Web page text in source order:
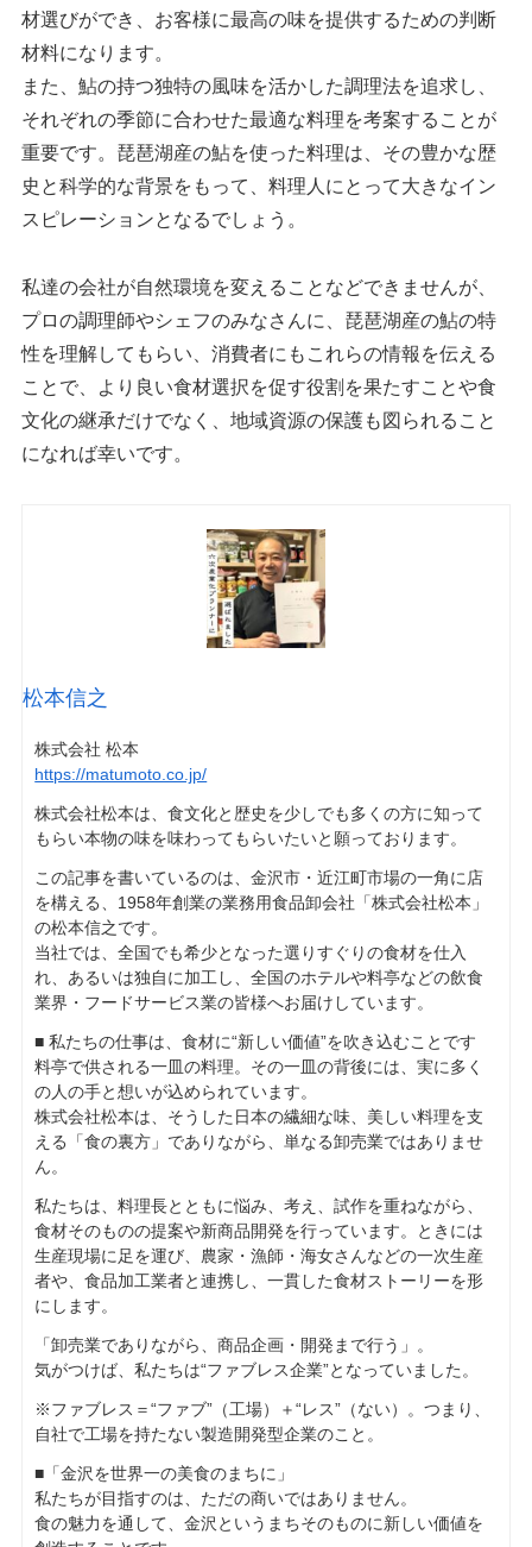
材選びができ、お客様に最高の味を提供するための判断
材料になります。
また、鮎の持つ独特の風味を活かした調理法を追求し、
それぞれの季節に合わせた最適な料理を考案することが
重要です。琵琶湖産の鮎を使った料理は、その豊かな歴
史と科学的な背景をもって、料理人にとって大きなイン
スピレーションとなるでしょう。
私達の会社が自然環境を変えることなどできませんが、
プロの調理師やシェフのみなさんに、琵琶湖産の鮎の特
性を理解してもらい、消費者にもこれらの情報を伝える
ことで、より良い食材選択を促す役割を果たすことや食
文化の継承だけでなく、地域資源の保護も図られること
になれば幸いです。
松本信之
株式会社 松本
https://matumoto.co.jp/
株式会社松本は、食文化と歴史を少しでも多くの方に知って
もらい本物の味を味わってもらいたいと願っております。
この記事を書いているのは、金沢市・近江町市場の一角に店
を構える、1958年創業の業務用食品卸会社「株式会社松本」
の松本信之です。
当社では、全国でも希少となった選りすぐりの食材を仕入
れ、あるいは独自に加工し、全国のホテルや料亭などの飲食
業界・フードサービス業の皆様へお届けしています。
■ 私たちの仕事は、食材に“新しい価値”を吹き込むことです
料亭で供される一皿の料理。その一皿の背後には、実に多く
の人の手と想いが込められています。
株式会社松本は、そうした日本の繊細な味、美しい料理を支
える「食の裏方」でありながら、単なる卸売業ではありませ
ん。
私たちは、料理長とともに悩み、考え、試作を重ねながら、
食材そのものの提案や新商品開発を行っています。ときには
生産現場に足を運び、農家・漁師・海女さんなどの一次生産
者や、食品加工業者と連携し、一貫した食材ストーリーを形
にします。
「卸売業でありながら、商品企画・開発まで行う」。
気がつけば、私たちは“ファブレス企業”となっていました。
※ファブレス＝“ファブ”（工場）＋“レス”（ない）。つまり、
自社で工場を持たない製造開発型企業のこと。
■「金沢を世界一の美食のまちに」
私たちが目指すのは、ただの商いではありません。
食の魅力を通して、金沢というまちそのものに新しい価値を